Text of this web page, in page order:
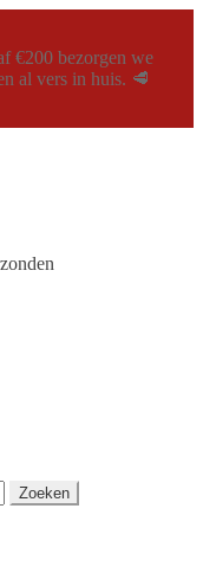
€200 bezorgen we
al vers in huis. 🥩
Zoeken